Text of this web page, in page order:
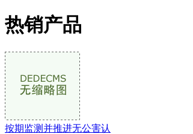
热销产品
按期监测并推进无公害认